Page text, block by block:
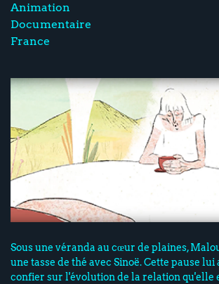
Animation
Documentaire
France
Sous une véranda au cœur de plaines,
une tasse de thé avec Sinoë. Cette pause lui
confier sur l'évolution de la relation qu'elle